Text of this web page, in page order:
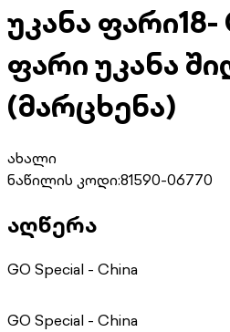
უკანა ფარი18-
ფარი უკანა
(მარცხენა)
ახალი
ნაწილის კოდი:81590-06770
აღწერა
GO Special - China
GO Special - China